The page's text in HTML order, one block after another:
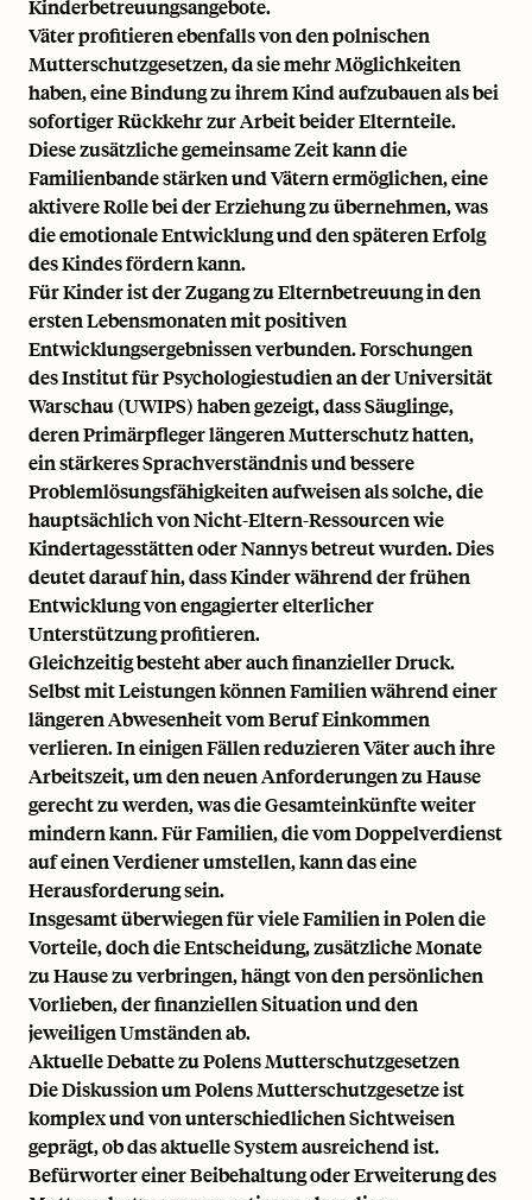
Kinderbetreuungsangebote.
Väter profitieren ebenfalls von den polnischen
Mutterschutzgesetzen, da sie mehr Möglichkeiten
haben, eine Bindung zu ihrem Kind aufzubauen als bei
sofortiger Rückkehr zur Arbeit beider Elternteile.
Diese zusätzliche gemeinsame Zeit kann die
Familienbande stärken und Vätern ermöglichen, eine
aktivere Rolle bei der Erziehung zu übernehmen, was
die emotionale Entwicklung und den späteren Erfolg
des Kindes fördern kann.
Für Kinder ist der Zugang zu Elternbetreuung in den
ersten Lebensmonaten mit positiven
Entwicklungsergebnissen verbunden. Forschungen
des Institut für Psychologiestudien an der Universität
Warschau (UWIPS) haben gezeigt, dass Säuglinge,
deren Primärpfleger längeren Mutterschutz hatten,
ein stärkeres Sprachverständnis und bessere
Problemlösungsfähigkeiten aufweisen als solche, die
hauptsächlich von Nicht-Eltern-Ressourcen wie
Kindertagesstätten oder Nannys betreut wurden. Dies
deutet darauf hin, dass Kinder während der frühen
Entwicklung von engagierter elterlicher
Unterstützung profitieren.
Gleichzeitig besteht aber auch finanzieller Druck.
Selbst mit Leistungen können Familien während einer
längeren Abwesenheit vom Beruf Einkommen
verlieren. In einigen Fällen reduzieren Väter auch ihre
Arbeitszeit, um den neuen Anforderungen zu Hause
gerecht zu werden, was die Gesamteinkünfte weiter
mindern kann. Für Familien, die vom Doppelverdienst
auf einen Verdiener umstellen, kann das eine
Herausforderung sein.
Insgesamt überwiegen für viele Familien in Polen die
Vorteile, doch die Entscheidung, zusätzliche Monate
zu Hause zu verbringen, hängt von den persönlichen
Vorlieben, der finanziellen Situation und den
jeweiligen Umständen ab.
Aktuelle Debatte zu Polens Mutterschutzgesetzen
Die Diskussion um Polens Mutterschutzgesetze ist
komplex und von unterschiedlichen Sichtweisen
geprägt, ob das aktuelle System ausreichend ist.
Befürworter einer Beibehaltung oder Erweiterung des